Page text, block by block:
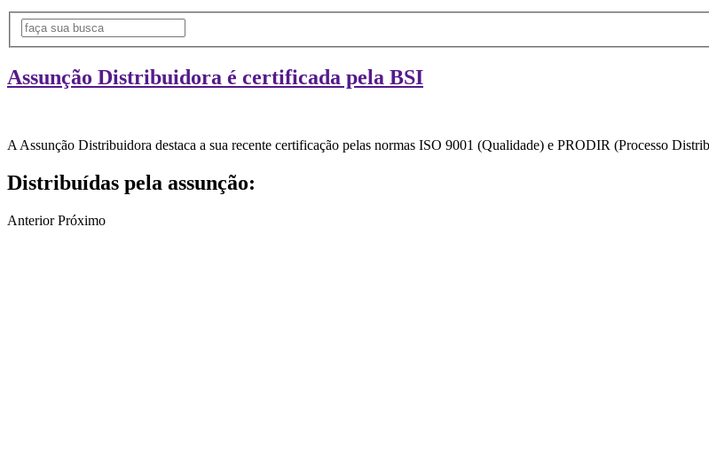
Assunção Distribuidora é certificada pela BSI
A Assunção Distribuidora destaca a sua recente certificação pelas normas ISO 9001 (Qualidade) e PRODIR (Processo
Distribuídas pela assunção:
Anterior Próximo